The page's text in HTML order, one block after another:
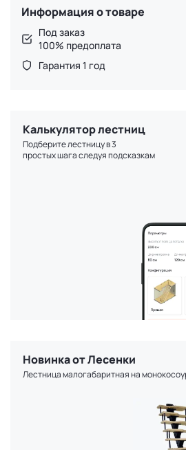
Информация о товаре
Под заказ
100% предоплата
Гарантия 1 год
Калькулятор лестниц
Подберите лестницу в 3
простых шага следуя подсказкам
Новинка от Лесенки
Лестница малогабаритная на